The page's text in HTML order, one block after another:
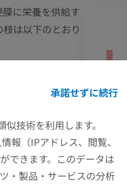
に栄養を供給す
は以下のとおり
（椎弓根・椎弓
承諾せずに続行
技術を利用します。
報（IPアドレス、閲覧、
できます。このデータは
・製品・サービスの分析